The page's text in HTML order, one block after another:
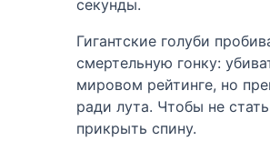
секунды.
Гигантские голуби
смертельную гонку:
мировом рейтинге, но
ради лута. Чтобы не
прикрыть спину.